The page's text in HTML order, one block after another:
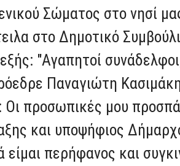
Σώματος στο νησί
στο Δημοτικό
"Αγαπητοί
Παναγιώτη
Οι προσωπικές μου
και υποψήφιος
περήφανος και